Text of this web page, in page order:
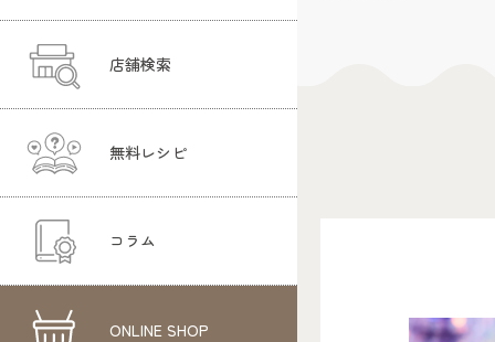
店舗検索
無料レシピ
コラム
ONLINE SHOP